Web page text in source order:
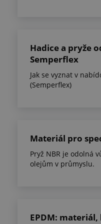
Hadice a pryže
Semperflex
Jak se vyznat v
(Semperflex)
Materiál pro
Pryž NBR je odolná
olejům v průmyslu.
EPDM: